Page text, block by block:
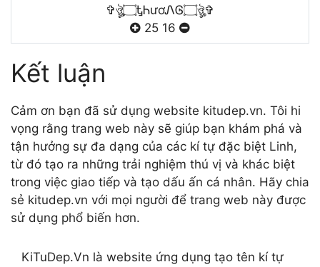
✞ঔৣ۝ᎿᏂươᏁᎶ۝ঔৣ✞
25 16
Kết luận
Cảm ơn bạn đã sử dụng website kitudep.vn. Tôi hi
vọng rằng trang web này sẽ giúp bạn khám phá và
tận hưởng sự đa dạng của các kí tự đặc biệt Linh,
từ đó tạo ra những trải nghiệm thú vị và khác biệt
trong việc giao tiếp và tạo dấu ấn cá nhân. Hãy chia
sẻ kitudep.vn với mọi người để trang web này được
sử dụng phổ biến hơn.
KiTuDep.Vn là website ứng dụng tạo tên kí tự